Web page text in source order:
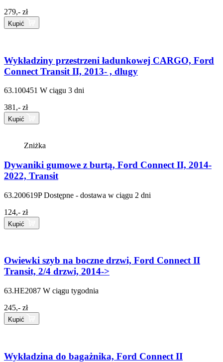
279,- zł
Kupić
Wykładziny przestrzeni ładunkowej CARGO, Ford
Connect Transit II, 2013- , dlugy
63.100451 W ciągu 3 dni
381,- zł
Kupić
Zniżka
Dywaniki gumowe z burtą, Ford Connect II, 2014-
2022, Transit
63.200619P Dostępne - dostawa w ciągu 2 dni
124,- zł
Kupić
Owiewki szyb na boczne drzwi, Ford Connect II
Transit, 2/4 drzwi, 2014->
63.HE2087 W ciągu tygodnia
245,- zł
Kupić
Wykładzina do bagażnika, Ford Connect II